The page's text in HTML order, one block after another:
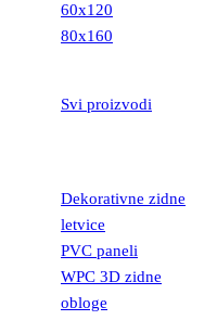
60x120
80x160
Svi proizvodi
Dekorativne zidne
letvice
PVC paneli
WPC 3D zidne
obloge